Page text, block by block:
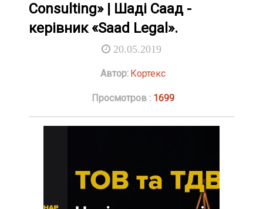
Consulting» | Шаді Саад -
керівник «Saad Legal».
20.05.2019
Автор: Кортекс
Просмотров : 1699